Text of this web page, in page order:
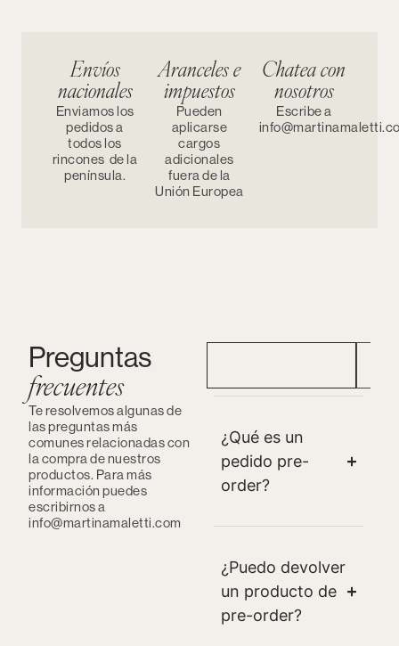
Envíos
nacionales
Enviamos los
pedidos a
todos los
rincones de la
península.
Aranceles e
impuestos
Pueden
aplicarse
cargos
adicionales
fuera de la
Unión Europea
Chatea con
nosotros
Escribe a
Preguntas
frecuentes
Te resolvemos algunas de
las preguntas más
comunes relacionadas con
la compra de nuestros
productos. Para más
información puedes
escribirnos a
info@martinamaletti.com
¿Qué es un
pedido pre-
order?
¿Puedo devolver
un producto de
pre-order?